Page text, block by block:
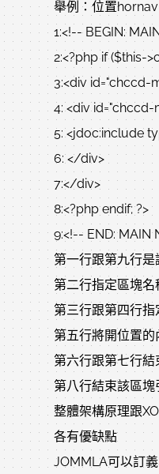
舉例：位置hornav
1:<!-- BEGIN:
2:<?php if ($this-
3:<div id="chccd-
4: <div id="chccd-
5: <jdoc:include
6: </div>
7:</div>
8:<?php endif; ?>
9:<!-- END: MAIN
第一行跟第九行
第二行指定區塊名
第三行跟第四行指
第五行將開位置的
第六行跟第七行結
第八行結束該區塊
整體架構原理跟
各有優缺點
JOMMLA可以訂